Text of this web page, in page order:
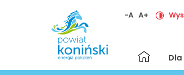
-A A+
główna